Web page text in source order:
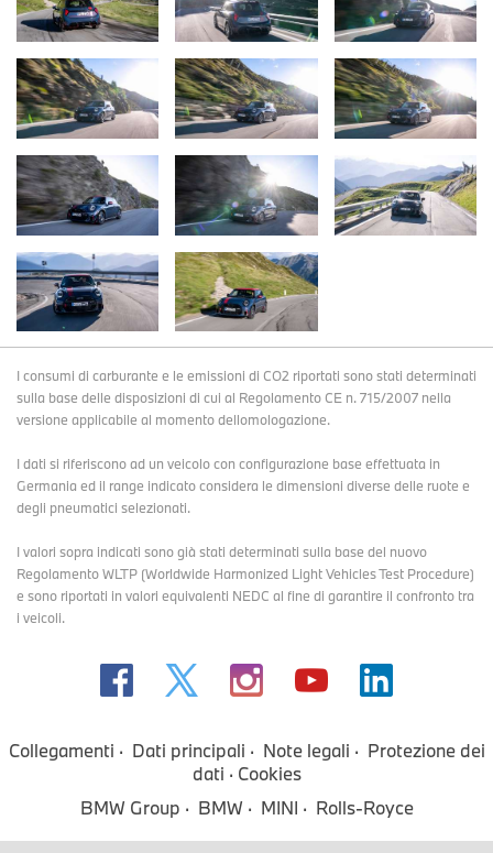
I consumi di carburante e le emissioni di CO2 riportati sono stati determinati
sulla base delle disposizioni di cui al Regolamento CE n. 715/2007 nella
versione applicabile al momento dellomologazione.
I dati si riferiscono ad un veicolo con configurazione base effettuata in
Germania ed il range indicato considera le dimensioni diverse delle ruote e
degli pneumatici selezionati.
I valori sopra indicati sono già stati determinati sulla base del nuovo
Regolamento WLTP (Worldwide Harmonized Light Vehicles Test Procedure)
e sono riportati in valori equivalenti NEDC al fine di garantire il confronto tra
i veicoli.
Collegamenti Dati principali Note legali
Protezione dei
dati
Cookies
BMW Group
BMW MINI Rolls-Royce